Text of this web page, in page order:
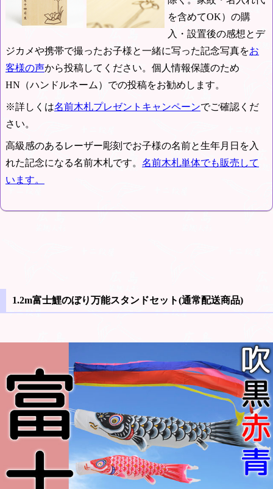
を含めてOK）の購
入・設置後の感想とデ
ジカメや携帯で撮ったお子様と一緒に写った記念写真をお
客様の声から投稿してください。個人情報保護のため
HN（ハンドルネーム）での投稿をお勧めします。
※詳しくは名前木札プレゼントキャンペーンでご確認くだ
さい。
高級感のあるレーザー彫刻でお子様の名前と生年月日を入
れた記念になる名前木札です。 名前木札単体でも販売して
います。
1.2m富士鯉のぼり万能スタンドセット(通常配送商品)